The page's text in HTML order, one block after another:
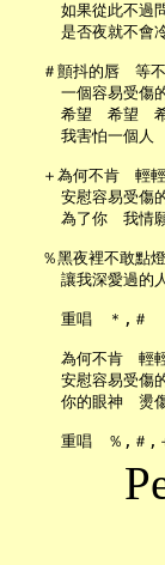
如果從此不過
是否夜就不會
＃顫抖的唇　等
一個容易受傷
希望　希望　
     我害怕一個人
＋為何不肯　輕
安慰容易受傷
為了你　我情
％黑夜裡不敢點
讓我深愛過的
     重唱　＊,＃
為何不肯　輕
安慰容易受傷
你的眼神　燙